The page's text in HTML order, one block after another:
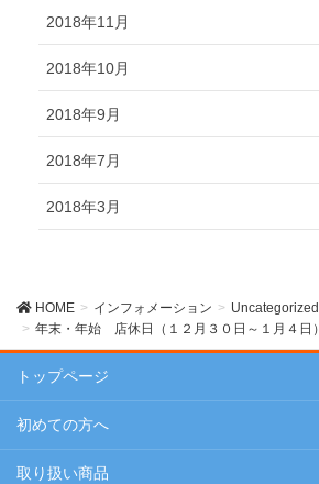
2018年11月
2018年10月
2018年9月
2018年7月
2018年3月
HOME インフォメーション
Uncategorized
年末・年始 店休日（１２月３０日～１月４日）
トップページ
初めての方へ
取り扱い商品